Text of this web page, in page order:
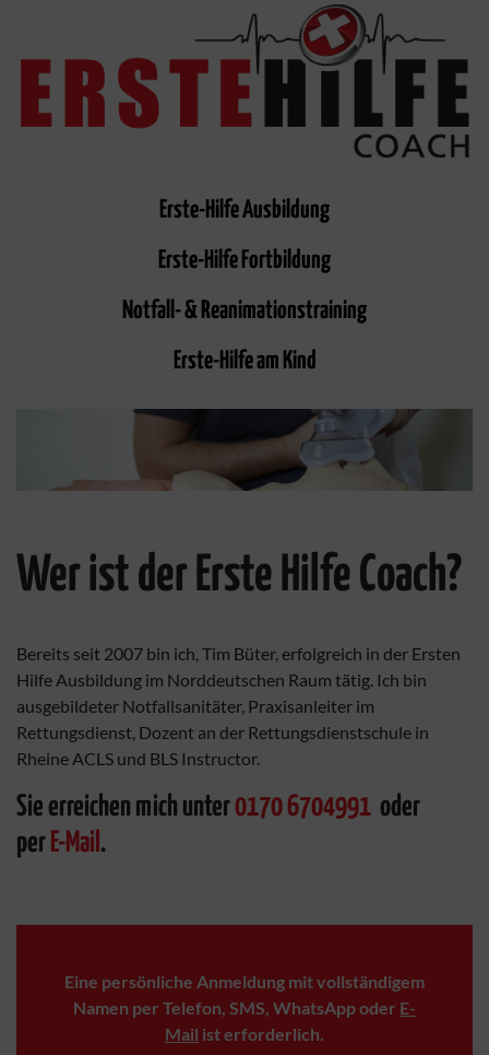
Erste-Hilfe Ausbildung
Erste-Hilfe Fortbildung
Notfall- & Reanimationstraining
Erste-Hilfe am Kind
Wer ist der Erste Hilfe Coach?
Bereits seit 2007 bin ich, Tim Büter, erfolgreich in der Ersten
Hilfe Ausbildung im Norddeutschen Raum tätig. Ich bin
ausgebildeter Notfallsanitäter, Praxisanleiter im
Rettungsdienst, Dozent an der Rettungsdienstschule in
Rheine ACLS und BLS Instructor.
Sie erreichen mich unter0170 6704991 oder
per E-Mail .
Eine persönliche Anmeldung mit vollständigem
Namen per Telefon, SMS, WhatsApp oder E-
Mail ist erforderlich.